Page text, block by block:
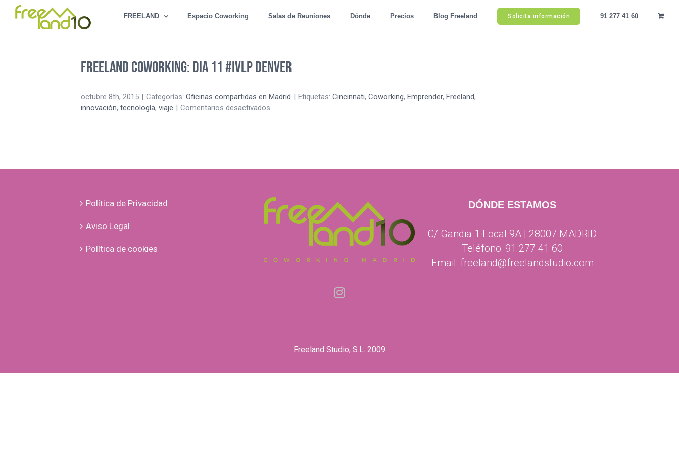
Saltar
FREELAND Espacio Coworking Salas de Reuniones Dónde Precios Blog Freeland Solicita información 91 277 41 60
Freeland Coworking: Dia 11 #IVLP Denver
octubre 8th, 2015 | Categorías: Oficinas compartidas en Madrid | Etiquetas: Cincinnati, Coworking, Emprender, Freeland,
innovación, tecnología, viaje | Comentarios desactivados
Freeland
Política de Privacidad
Aviso Legal
Política de cookies
DÓNDE ESTAMOS
C/ Gandia 1 Local 9A | 28007 MADRID
Teléfono: 91 277 41 60
Email: freeland@freelandstudio.com
Freeland Studio, S.L. 2009